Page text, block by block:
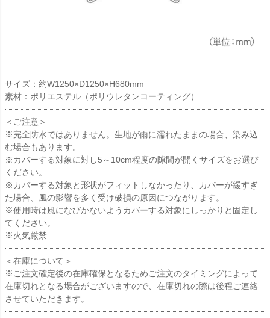
サイズ：約W1250×D1250×H680mm
素材：ポリエステル（ポリウレタンコーティング）
＜ご注意＞
※完全防水ではありません。生地が雨に濡れたままの場合、染み込
む場合もあります。
※カバーする対象に対し5～10cm程度の隙間が開くサイズをお選び
ください。
※カバーする対象と形状がフィットしなかったり、カバーが緩すぎ
た場合、風の影響を多く受け破損の原因につながります。
※使用時は風になびかないようカバーする対象にしっかりと固定し
てください。
※火気厳禁
＜在庫について＞
※ご注文確定後の在庫確保となるためご注文のタイミングによって
在庫切れとなる場合がございますので、在庫切れの際は後程ご連絡
させていただきます。